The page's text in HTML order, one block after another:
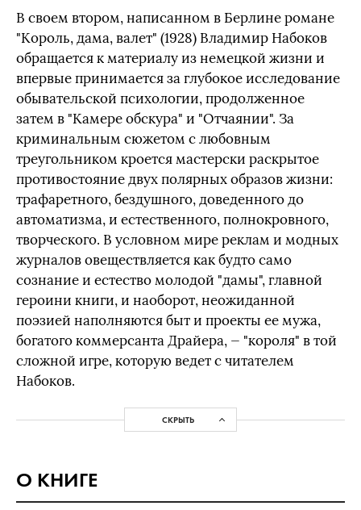
В своем втором, написанном в Берлине романе
"Король, дама, валет" (1928) Владимир Набоков
обращается к материалу из немецкой жизни и
впервые принимается за глубокое исследование
обывательской психологии, продолженное
затем в "Камере обскура" и "Отчаянии". За
криминальным сюжетом с любовным
треугольником кроется мастерски раскрытое
противостояние двух полярных образов жизни:
трафаретного, бездушного, доведенного до
автоматизма, и естественного, полнокровного,
творческого. В условном мире реклам и модных
журналов овеществляется как будто само
сознание и естество молодой "дамы", главной
героини книги, и наоборот, неожиданной
поэзией наполняются быт и проекты ее мужа,
богатого коммерсанта Драйера, — "короля" в той
сложной игре, которую ведет с читателем
Набоков.
СКРЫТЬ
О КНИГЕ